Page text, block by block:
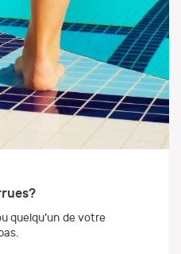
quelqu’un de votre